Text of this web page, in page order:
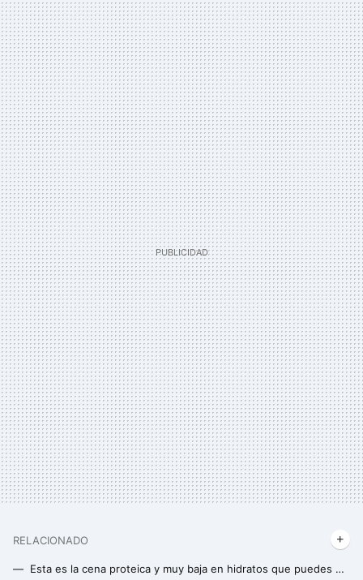
RELACIONADO
Esta es la cena proteica y muy baja en hidratos que puedes preparar en minutos, con sólo cinco ingredientes